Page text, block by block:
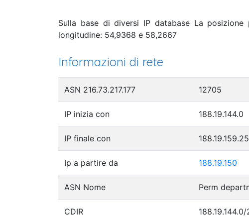
Sulla base di diversi IP database La posizione
longitudine: 54,9368 e 58,2667
Informazioni di rete
ASN 216.73.217.177 12705
IP inizia con 188.19.144.0
IP finale con
Ip a partire da 188.19.150
ASN Nome
CDIR 188.19.144.0/